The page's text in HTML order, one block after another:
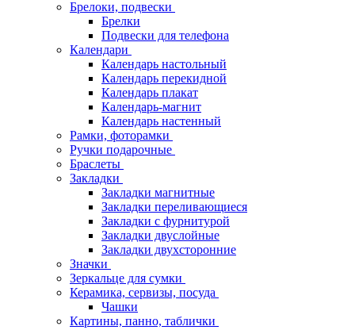
Брелоки, подвески
Брелки
Подвески для телефона
Календари
Календарь настольный
Календарь перекидной
Календарь плакат
Календарь-магнит
Календарь настенный
Рамки, фоторамки
Ручки подарочные
Браслеты
Закладки
Закладки магнитные
Закладки переливающиеся
Закладки с фурнитурой
Закладки двуслойные
Закладки двухсторонние
Значки
Зеркальце для сумки
Керамика, сервизы, посуда
Чашки
Картины, панно, таблички